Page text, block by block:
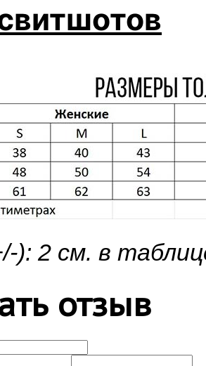
): 2 см. в
отзыв